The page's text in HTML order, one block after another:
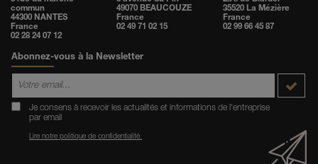
commun
44300 NANTES
France
02 28 24 07 12
49070 BEAUCOUZE
France
02 49 71 02 15
35520 La Mézière
France
02 99 66 45 87
Abonnez-vous à la Newsletter
Je consens à recevoir les actualités et informations de l'entreprise
par email
Lire notre politique de confidentialité.